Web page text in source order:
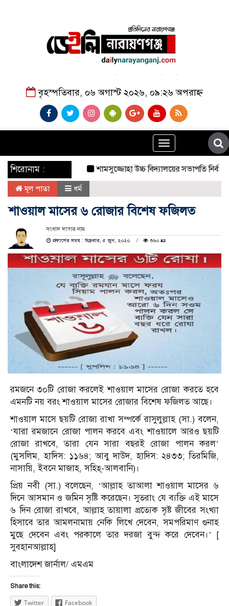
বৃহস্পতিবার, ০৬ অগাস্ট ২০২৬, ০৯:২৬ অপরাহ্ন
Toggle
navigation
শিরোনাম : শামসুজ্জোহা উচ্চ বিদ্যালয়ের সভাপতি নির্বাচিত
মূল পাতা ধর্ম
শাওয়াল মাসের ৬ রোজার বিশেষ ফজিলত
সংবাদ দাতার নাম
প্রকাশের সময় : শুক্রবার, ৫ জুন, ২০২০
৩৬০ 🪪
রমজনে ৩০টি রোজা করলেই শাওয়াল মাসের রোজা করতে হবে
এমনটি নয় বরং শাওয়াল মাসের রোজার বিশেষ ফজিলত আছে।
শাওয়াল মাসে ছয়টি রোজা রাখা সম্পর্কে রাসুলুল্লাহ (সা.) বলেন,
‘যারা রমজানে রোজা পালন করবে এবং শাওয়ালে আরও ছয়টি
রোজা রাখবে, তারা যেন সারা বছরই রোজা পালন করল’
(মুসলিম, হাদিস: ১১৬৪; আবু দাউদ, হাদিস: ২৪৩৩; তিরমিজি,
নাসায়ি, ইবনে মাজাহ, সহিহ্-আলবানি)।
প্রিয় নবী (সা.) বলেছেন, ‘আল্লাহ তাআলা শাওয়াল মাসের ৬
দিনে আসমান ও জমিন সৃষ্টি করেছেন। সুতরাং যে ব্যক্তি এই মাসে
৬ দিন রোজা রাখবে, আল্লাহ তায়ালা প্রত্যেক সৃষ্ট জীবের সংখ্যা
হিসাবে তার আমলনামায় নেকি লিখে দেবেন, সমপরিমাণ গুনাহ
মুছে দেবেন এবং পরকালে তার দরজা বুন্দ করে দেবেন।’ [
সুবহানআল্লাহ]
বাংলাদেশ জার্নাল/ এমএম
Share this:
Twitter Facebook